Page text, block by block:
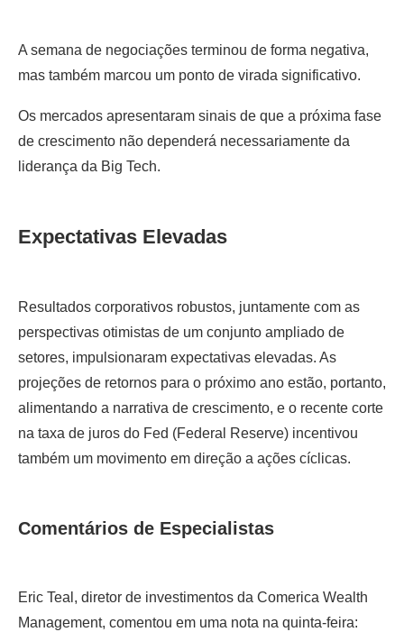
A semana de negociações terminou de forma negativa,
mas também marcou um ponto de virada significativo.
Os mercados apresentaram sinais de que a próxima fase
de crescimento não dependerá necessariamente da
liderança da Big Tech.
Expectativas Elevadas
Resultados corporativos robustos, juntamente com as
perspectivas otimistas de um conjunto ampliado de
setores, impulsionaram expectativas elevadas. As
projeções de retornos para o próximo ano estão, portanto,
alimentando a narrativa de crescimento, e o recente corte
na taxa de juros do Fed (Federal Reserve) incentivou
também um movimento em direção a ações cíclicas.
Comentários de Especialistas
Eric Teal, diretor de investimentos da Comerica Wealth
Management, comentou em uma nota na quinta-feira: